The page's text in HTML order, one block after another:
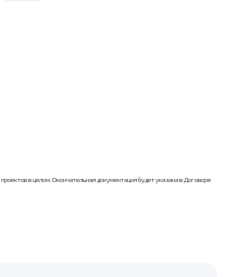
в целом. Окончательная документация будет указана в Договоре